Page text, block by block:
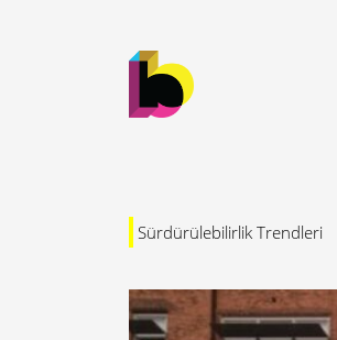
Sürdürülebilirlik Trendleri